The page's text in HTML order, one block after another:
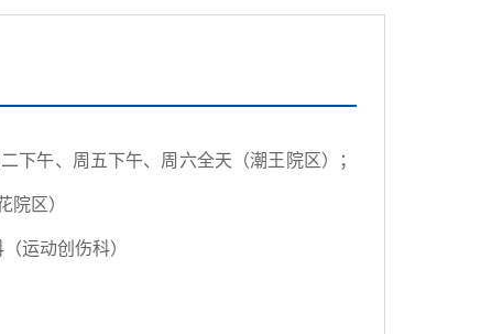
下午、周五下午、周六全天（潮王院区）；
院区）
运动创伤科）